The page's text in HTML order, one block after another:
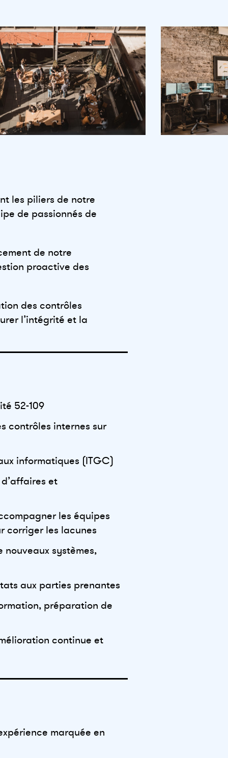
les piliers de notre
de passionnés de
de notre
proactive des
des contrôles
l’intégrité et la
52-109
contrôles internes sur
informatiques (ITGC)
et
les équipes
corriger les lacunes
systèmes,
aux parties prenantes
préparation de
continue et
marquée en